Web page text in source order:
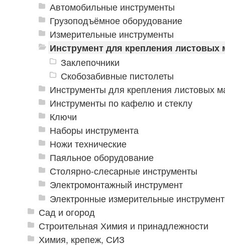
Автомобильные инструменты
Грузоподъёмное оборудование
Измерительные инструменты
Инструмент для крепления листовых
Заклепочники
Скобозабивные пистолеты
Инструменты для крепления листовых
Инструменты по кафелю и стеклу
Ключи
Наборы инструмента
Ножи технические
Паяльное оборудование
Столярно-слесарные инструменты
Электромонтажный инструмент
Электронные измерительные
Сад и огород
Строительная Химия и принадлежности
Химия, крепеж, СИЗ